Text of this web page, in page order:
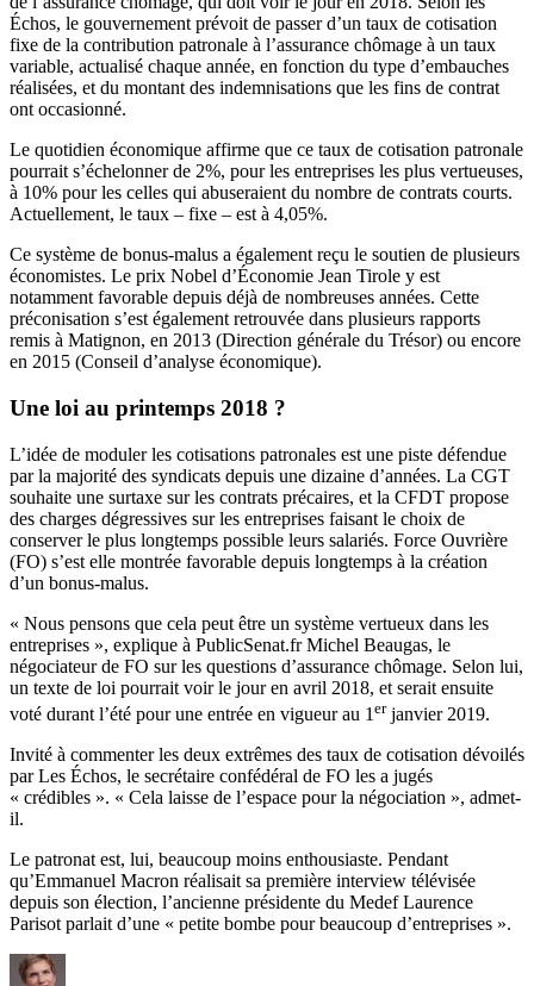
Échos, le gouvernement prévoit de passer d’un taux de cotisation
fixe de la contribution patronale à l’assurance chômage à un taux
variable, actualisé chaque année, en fonction du type d’embauches
réalisées, et du montant des indemnisations que les fins de contrat
ont occasionné.
Le quotidien économique affirme que ce taux de cotisation patronale
pourrait s’échelonner de 2%, pour les entreprises les plus vertueuses,
à 10% pour les celles qui abuseraient du nombre de contrats courts.
Actuellement, le taux – fixe – est à 4,05%.
Ce système de bonus-malus a également reçu le soutien de plusieurs
économistes. Le prix Nobel d’Économie Jean Tirole y est
notamment favorable depuis déjà de nombreuses années. Cette
préconisation s’est également retrouvée dans plusieurs rapports
remis à Matignon, en 2013 (Direction générale du Trésor) ou encore
en 2015 (Conseil d’analyse économique).
Une loi au printemps 2018 ?
L’idée de moduler les cotisations patronales est une piste défendue
par la majorité des syndicats depuis une dizaine d’années. La CGT
souhaite une surtaxe sur les contrats précaires, et la CFDT propose
des charges dégressives sur les entreprises faisant le choix de
conserver le plus longtemps possible leurs salariés. Force Ouvrière
(FO) s’est elle montrée favorable depuis longtemps à la création
d’un bonus-malus.
« Nous pensons que cela peut être un système vertueux dans les
entreprises », explique à PublicSenat.fr Michel Beaugas, le
négociateur de FO sur les questions d’assurance chômage. Selon lui,
un texte de loi pourrait voir le jour en avril 2018, et serait ensuite
voté durant l’été pour une entrée en vigueur au 1 erjanvier 2019.
Invité à commenter les deux extrêmes des taux de cotisation dévoilés
par Les Échos, le secrétaire confédéral de FO les a jugés
« crédibles ». « Cela laisse de l’espace pour la négociation », admet-
il.
Le patronat est, lui, beaucoup moins enthousiaste. Pendant
qu’Emmanuel Macron réalisait sa première interview télévisée
depuis son élection, l’ancienne présidente du Medef Laurence
Parisot parlait d’une « petite bombe pour beaucoup d’entreprises ».